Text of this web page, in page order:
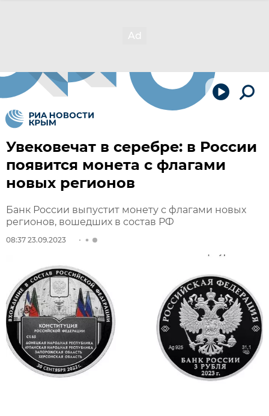
Увековечат в серебре: в России
появится монета с флагами
новых регионов
Банк России выпустит монету с флагами новых
регионов, вошедших в состав РФ
08:37 23.09.2023